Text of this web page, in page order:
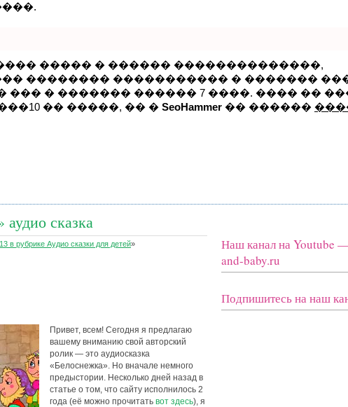
����� � ������ ��������������,
�������� ����������� � �������
� ������� ������ 7 ����. ���� ��
�� �����, �� � SeoHammer �� ������
аудио сказка
в рубрике Аудио сказки для детей»
Привет, всем! Сегодня я предлагаю
вашему вниманию свой авторский
ролик — это аудиосказка
«Белоснежка». Но вначале немного
предыстории. Несколько дней назад в
статье о том, что сайту исполнилось 2
года (её можно прочитать вот здесь), я
Наш канал на Youtube
and-baby.ru
Подпишитесь на наш